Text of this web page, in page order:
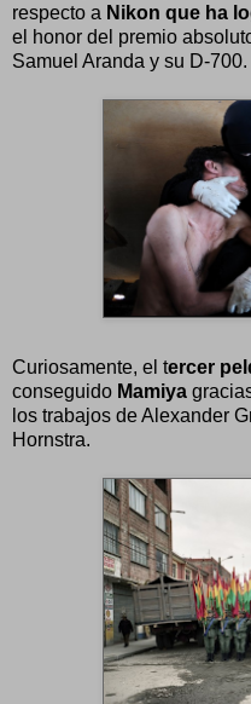
respecto a Nikon que ha
el honor del premio
Samuel Aranda y su D-700.
Curiosamente, el tercer
conseguido Mamiya
los trabajos de Alexander
Hornstra.